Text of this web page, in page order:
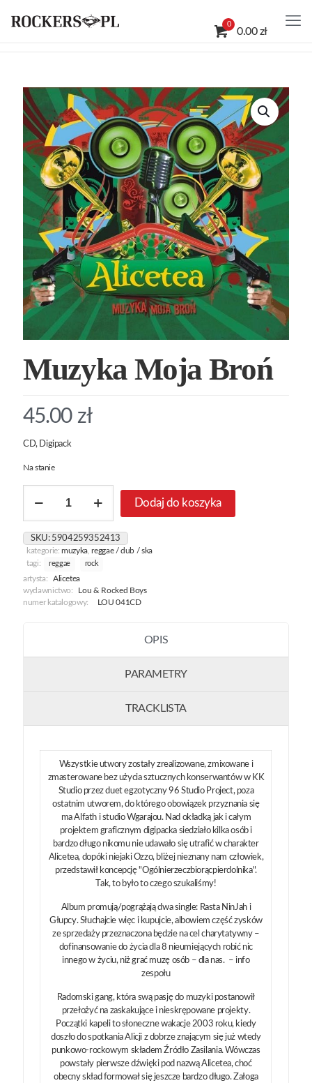
0
0.00 zł
Muzyka Moja Broń
45.00 zł
CD, Digipack
Na stanie
Muzyka
Broń
Dodaj do koszyka
SKU: 5904259352413
kategorie:muzyka,reggae / dub / ska
tagi:
reggae rock
artysta:
Alicetea
wydawnictwo:
Lou & Rocked Boys
numer katalogowy:
LOU 041CD
OPIS
PARAMETRY
TRACKLISTA
Wszystkie utwory zostały zrealizowane, zmixowane i
zmasterowane bez użycia sztucznych konserwantów w KK
Studio przez duet egzotyczny 96 Studio Project, poza
ostatnim utworem, do którego obowiązek przyznania się
ma Alfath i studio Wgarajou. Nad okładką jak i całym
projektem graficznym digipacka siedziało kilka osób i
bardzo długo nikomu nie udawało się utrafić w charakter
Alicetea, dopóki niejaki Ozzo, bliżej nieznany nam człowiek,
przedstawił koncepcję "Ogólnierzeczbiorącpierdolnika".
Tak, to było to czego szukaliśmy!
Album promują/pogrążają dwa single: Rasta NinJah i
Głupcy. Słuchajcie więc i kupujcie, albowiem część zysków
ze sprzedaży przeznaczona będzie na cel charytatywny –
dofinansowanie do życia dla 8 nieumiejących robić nic
innego w życiu, niż grać muzę osób – dla nas. – info
zespołu
Radomski gang, która swą pasję do muzyki postanowił
przełożyć na zaskakujące i nieskrępowane projekty.
Początki kapeli to słoneczne wakacje 2003 roku, kiedy
doszło do spotkania Alicji z dobrze znającym się już wtedy
punkowo-rockowym składem Źródło Zasilania. Wówczas
powstały pierwsze dźwięki pod nazwą Alicetea, choć
obecny skład formował się jeszcze bardzo długo. Załoga